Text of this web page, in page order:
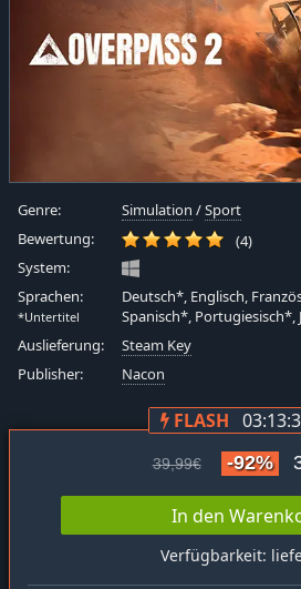
Genre: Simulation /Sport
Bewertung:
(4)
System:
Sprachen:
*Untertitel
Deutsch*, Englisch,
Spanisch*, Portugiesisch*,
Auslieferung:
Steam Key
Publisher:
Nacon
FLASH
39,99€ -92%
In den
Verfügbarkeit: